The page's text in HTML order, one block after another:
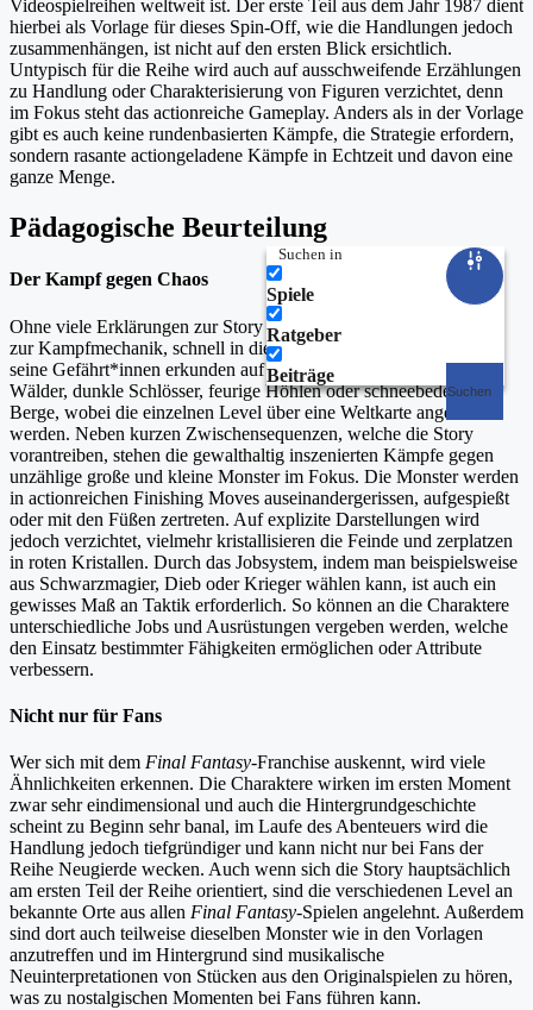
Suchen
Suchen in
Spiele
Ratgeber
Beiträge
Videospielreihen weltweit ist. Der erste Teil aus dem Jahr 1987 dient
hierbei als Vorlage für dieses Spin-Off, wie die Handlungen jedoch
zusammenhängen, ist nicht auf den ersten Blick ersichtlich.
Untypisch für die Reihe wird auch auf ausschweifende Erzählungen
zu Handlung oder Charakterisierung von Figuren verzichtet, denn
im Fokus steht das actionreiche Gameplay. Anders als in der Vorlage
gibt es auch keine rundenbasierten Kämpfe, die Strategie erfordern,
sondern rasante actiongeladene Kämpfe in Echtzeit und davon eine
ganze Menge.
Pädagogische Beurteilung
Der Kampf gegen Chaos
Ohne viele Erklärungen zur Story wird man, nach einem Tutorial
zur Kampfmechanik, schnell in die Handlung geworfen. Jack und
seine Gefährt*innen erkunden auf der Suche nach Chaos finstere
Wälder, dunkle Schlösser, feurige Höhlen oder schneebedeckte
Berge, wobei die einzelnen Level über eine Weltkarte angewählt
werden. Neben kurzen Zwischensequenzen, welche die Story
vorantreiben, stehen die gewalthaltig inszenierten Kämpfe gegen
unzählige große und kleine Monster im Fokus. Die Monster werden
in actionreichen Finishing Moves auseinandergerissen, aufgespießt
oder mit den Füßen zertreten. Auf explizite Darstellungen wird
jedoch verzichtet, vielmehr kristallisieren die Feinde und zerplatzen
in roten Kristallen. Durch das Jobsystem, indem man beispielsweise
aus Schwarzmagier, Dieb oder Krieger wählen kann, ist auch ein
gewisses Maß an Taktik erforderlich. So können an die Charaktere
unterschiedliche Jobs und Ausrüstungen vergeben werden, welche
den Einsatz bestimmter Fähigkeiten ermöglichen oder Attribute
verbessern.
Nicht nur für Fans
Wer sich mit dem Final Fantasy-Franchise auskennt, wird viele
Ähnlichkeiten erkennen. Die Charaktere wirken im ersten Moment
zwar sehr eindimensional und auch die Hintergrundgeschichte
scheint zu Beginn sehr banal, im Laufe des Abenteuers wird die
Handlung jedoch tiefgründiger und kann nicht nur bei Fans der
Reihe Neugierde wecken. Auch wenn sich die Story hauptsächlich
am ersten Teil der Reihe orientiert, sind die verschiedenen Level an
bekannte Orte aus allen Final Fantasy-Spielen angelehnt. Außerdem
sind dort auch teilweise dieselben Monster wie in den Vorlagen
anzutreffen und im Hintergrund sind musikalische
Neuinterpretationen von Stücken aus den Originalspielen zu hören,
was zu nostalgischen Momenten bei Fans führen kann.